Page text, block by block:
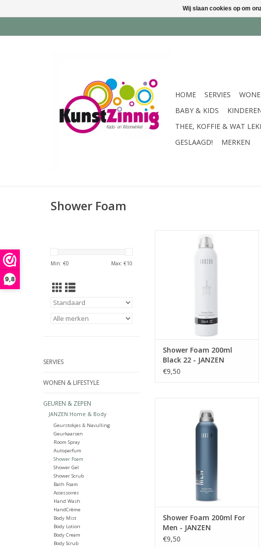
9,8
HOME SERVIES
BABY & KIDS
THEE, KOFFIE & WAT
GESLAAGD!
MERKEN
Shower Foam
Min: €0 Max: €10
SERVIES
WONEN & LIFESTYLE
GEUREN & ZEPEN
JANZEN Home & Body
Geurstokjes & Navulling
Geurkaarsen
Room Spray
Autoparfum
Shower Foam
Shower Gel
Shower Scrub
Bath Foam
Accessoires
Hand Wash
HandCrème
Body Mist
Body Lotion
Body Cream
Body Scrub
Een fris-warme geur,
balancerend tussen licht en
intens, feminien en masculien.
Black 22 is een rijk bouquet van
kruiden, tropische schorsen en
zoete tonkabonen – ook wel
Sensueel en mysterieu
Shower Foam 200ml
Black 22 - JANZEN
€9,50
deze weelderige schuimmassa.
Zacht, romig én geconcentreerd:
je doet er dus lekker lang mee.
Shower Foam 200ml For
Men - JANZEN
€9,50
Wij slaan cookies op om